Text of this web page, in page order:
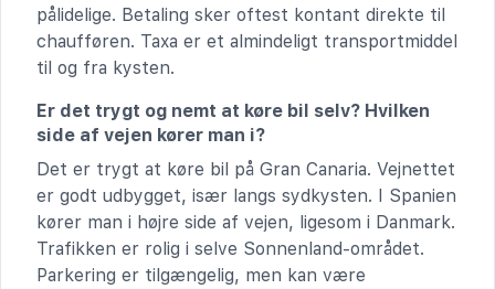
pålidelige. Betaling sker oftest kontant direkte til
chaufføren. Taxa er et almindeligt transportmiddel
til og fra kysten.
Er det trygt og nemt at køre bil selv? Hvilken
side af vejen kører man i?
Det er trygt at køre bil på Gran Canaria. Vejnettet
er godt udbygget, især langs sydkysten. I Spanien
kører man i højre side af vejen, ligesom i Danmark.
Trafikken er rolig i selve Sonnenland-området.
Parkering er tilgængelig, men kan være